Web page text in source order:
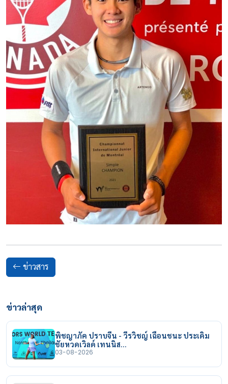
ข่าวสาร
ข่าวล่าสุด
พิชญาภัค ปราบจีน - วีรวิชญ์ เฉือนชนะ ประเดิม
ชัยหวดเวิลด์ เทนนิส…
03-08-2026